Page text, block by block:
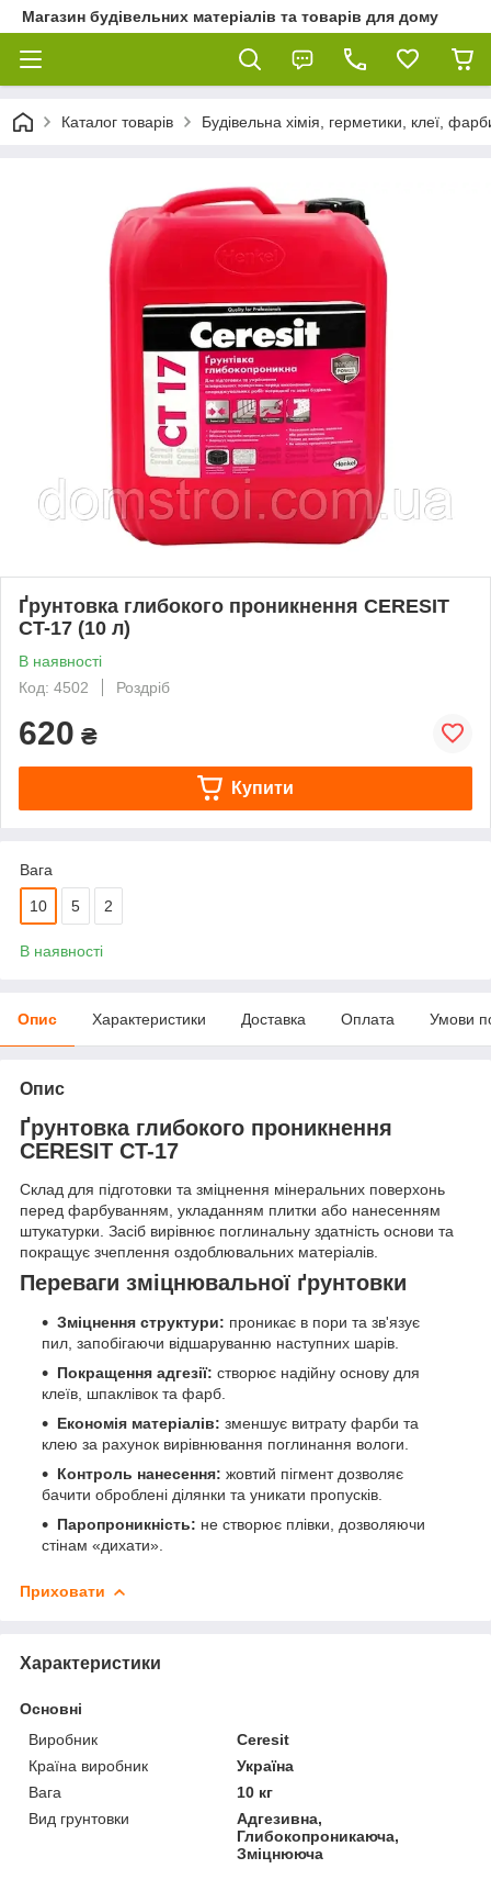
Магазин будівельних матеріалів та товарів для дому
Каталог товарів Будівельна хімія, герметики, клеї,
Ґрунтовка глибокого проникнення CERESIT
CT-17 (10 л)
В наявності
Код: 4502
Роздріб
620 ₴
Купити
Вага
10 5 2
В наявності
Опис Характеристики Доставка Оплата Умови
Опис
Ґрунтовка глибокого проникнення
CERESIT CT-17
Склад для підготовки та зміцнення мінеральних поверхонь
перед фарбуванням, укладанням плитки або нанесенням
штукатурки. Засіб вирівнює поглинальну здатність основи та
покращує зчеплення оздоблювальних матеріалів.
Переваги зміцнювальної ґрунтовки
Зміцнення структури: проникає в пори та зв'язує
пил, запобігаючи відшаруванню наступних шарів.
Покращення адгезії: створює надійну основу для
клеїв, шпаклівок та фарб.
Економія матеріалів: зменшує витрату фарби та
клею за рахунок вирівнювання поглинання вологи.
Контроль нанесення: жовтий пігмент дозволяє
бачити оброблені ділянки та уникати пропусків.
Паропроникність: не створює плівки, дозволяючи
стінам «дихати».
Приховати
Характеристики
Основні
Виробник
Ceresit
Країна виробник
Україна
Вага
10 кг
Вид грунтовки
Адгезивна,
Глибокопроникаюча,
Зміцнююча